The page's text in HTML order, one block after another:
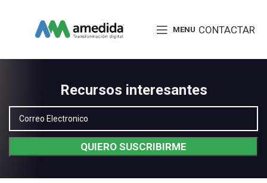
MENU CONTACTAR
Recursos interesantes